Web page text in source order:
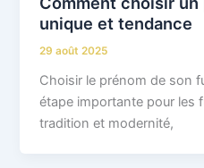
unique et tendance
29 août 2025
Choisir le prénom de son
étape importante pour les
tradition et modernité,